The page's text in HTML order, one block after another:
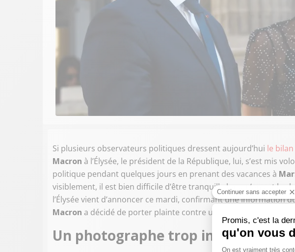
Si plusieurs observateurs politiques dressent aujourd’hui le
Macron à l’Élysée, le président de la République, lui, s’est mis
politique pendant quelques jours en prenant des vacances à
visiblement, il est bien difficile d’être tranquille lorsqu’on est le
l’Élysée vient d’annoncer ce mardi, confirmant une information
Macron a décidé de porter plainte contre un photographe.
Un photographe trop intrusif à